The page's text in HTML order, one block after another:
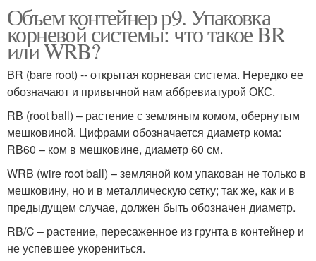
Объем контейнер р9. Упаковка
корневой системы: что такое BR
или WRB?
BR (bare root) -- открытая корневая система. Нередко ее
обозначают и привычной нам аббревиатурой ОКС.
RB (root ball) – растение с земляным комом, обернутым
мешковиной. Цифрами обозначается диаметр кома:
RB60 – ком в мешковине, диаметр 60 см.
WRB (wire root ball) – земляной ком упакован не только в
мешковину, но и в металлическую сетку; так же, как и в
предыдущем случае, должен быть обозначен диаметр.
RB/C – растение, пересаженное из грунта в контейнер и
не успевшее укорениться.